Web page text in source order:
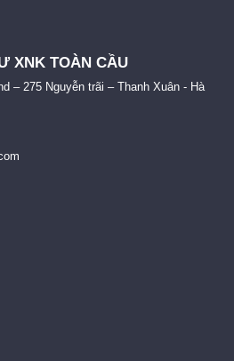
XNK TOÀN CẦU
– 275 Nguyễn trãi – Thanh Xuân - Hà